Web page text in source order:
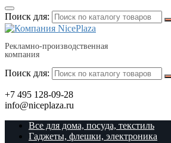
Поиск для:
Рекламно-производственная
компания
Поиск для:
+7 495 128-09-28
info@niceplaza.ru
Все для дома, посуда, текстиль
Гаджеты, флешки, электроника